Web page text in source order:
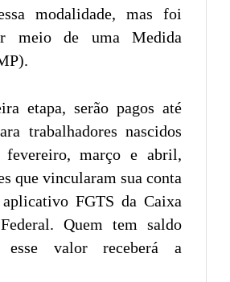
modalidade, mas foi
meio de uma Medida
etapa, serão pagos até
trabalhadores nascidos
fevereiro, março e abril,
que vincularam sua conta
FGTS da Caixa
Quem tem saldo
valor receberá a